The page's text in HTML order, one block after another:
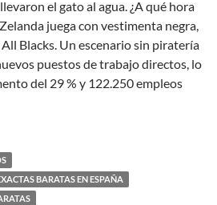
el gato al agua. ¿A qué hora
juega con vestimenta negra,
Blacks. Un escenario sin piratería
puestos de trabajo directos, lo
del 29 % y 122.250 empleos
BARATAS EN ESPAÑA